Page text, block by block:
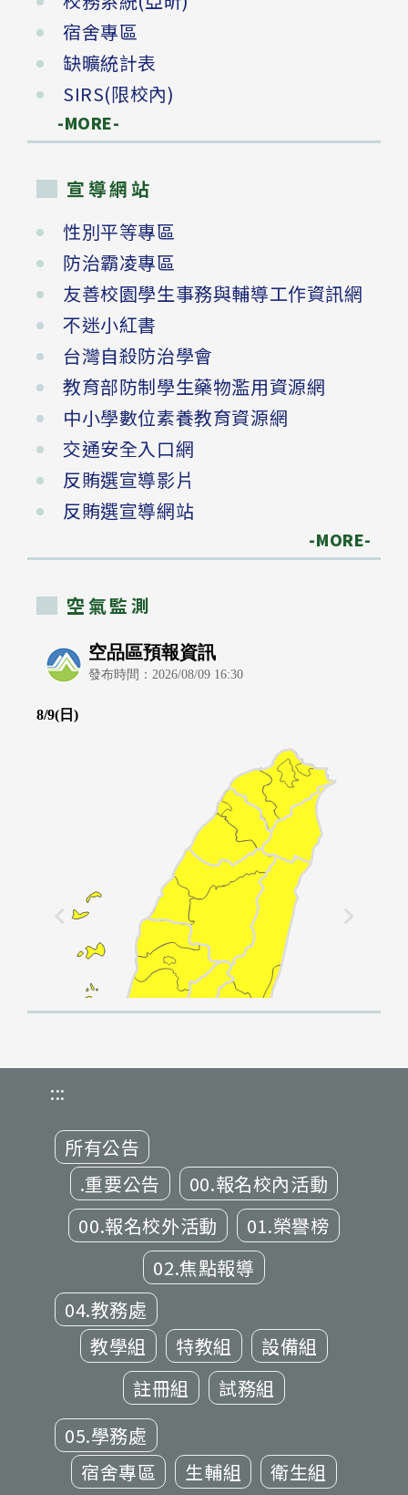
宿舍專區
缺曠統計表
SIRS(限校內)
-MORE-
宣導網站
性別平等專區
防治霸凌專區
友善校園學生事務與輔導工作資訊網
不迷小紅書
台灣自殺防治學會
教育部防制學生藥物濫用資源網
中小學數位素養教育資源網
交通安全入口網
反賄選宣導影片
反賄選宣導網站
-MORE-
空氣監測
:::
所有公告
.重要公告
00.報名校內活動
00.報名校外活動
01.榮譽榜
02.焦點報導
04.教務處
教學組
特教組
設備組
註冊組
試務組
05.學務處
宿舍專區
生輔組 衛生組